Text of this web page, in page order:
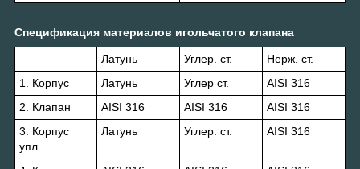
Спецификация материалов игольчатого клапана
Латунь Углер. ст.
Нерж. ст.
1. Корпус
Латунь Углер ст.
AISI 316
2. Клапан
AISI 316 AISI 316
AISI 316
3. Корпус
упл.
Латунь Углер. ст. AISI 316